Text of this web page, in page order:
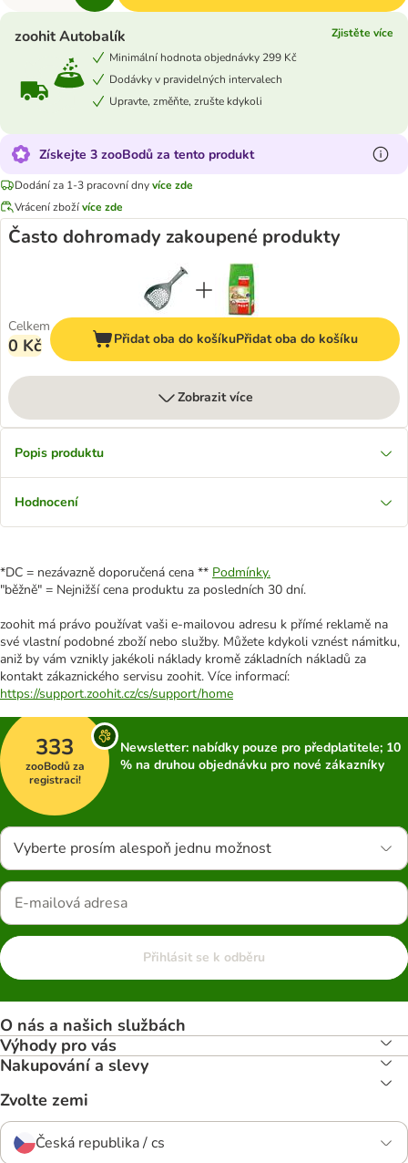
zoohit Autobalík
Zjistěte více
Minimální hodnota objednávky 299 Kč
Dodávky v pravidelných intervalech
Upravte, změňte, zrušte kdykoli
Získejte 3 zooBodů za tento produkt
Dodání za 1-3 pracovní dnyvíce zde
Vrácení zbožívíce zde
Často dohromady zakoupené produkty
Celkem
0 Kč Přidat oba do košíkuPřidat oba do košíku
Zobrazit více
Popis produktu
Hodnocení
*DC = nezávazně doporučená cena ** Podmínky.
"běžně" = Nejnižší cena produktu za posledních 30 dní.
zoohit má právo používat vaši e-mailovou adresu k přímé reklamě na
své vlastní podobné zboží nebo služby. Můžete kdykoli vznést námitku,
aniž by vám vznikly jakékoli náklady kromě základních nákladů za
kontakt zákaznického servisu zoohit. Více informací:
https://support.zoohit.cz/cs/support/home
333
zooBodů za
registraci!
Newsletter: nabídky pouze pro předplatitele; 10
% na druhou objednávku pro nové zákazníky
Vyberte prosím alespoň jednu možnost
Přihlásit se k odběru
O nás a našich službách
Výhody pro vás
Nakupování a slevy
Zvolte zemi
Česká republika / cs